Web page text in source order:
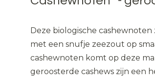
Deze biologische
met een snufje zeezout op
cashewnoten komt op deze
geroosterde cashews zijn een